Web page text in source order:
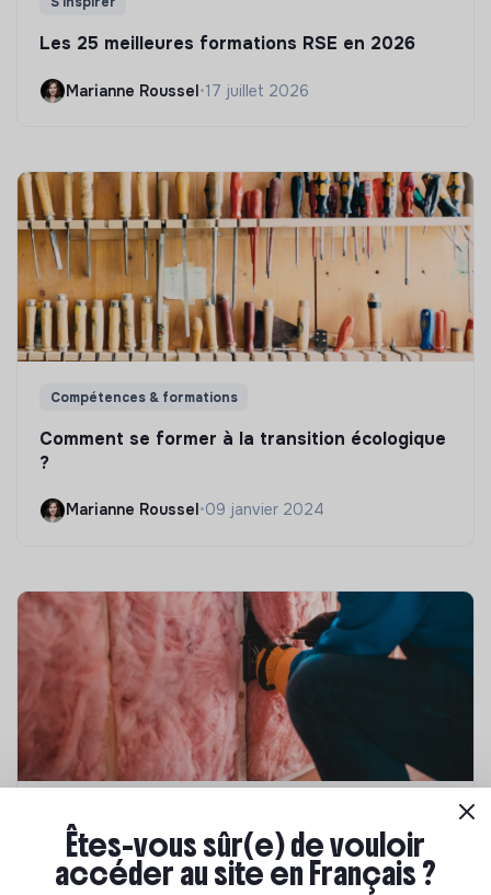
Les 25 meilleures formations RSE en 2026
Marianne Roussel•17 juillet 2026
Compétences & formations
Comment se former à la transition écologique
?
Marianne Roussel •09 janvier 2024
Top 8 des formations en rénovation
énergétique des bâtiments
Êtes-vous sûr(e) de vouloir
accéder au site en Français ?